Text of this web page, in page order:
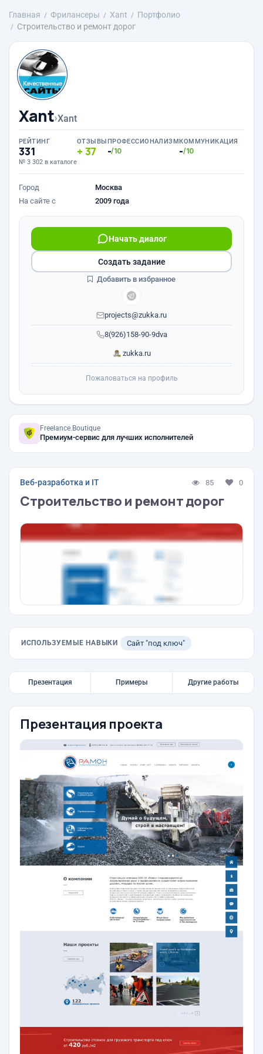
Главная Фрилансеры Xant
Портфолио
Строительство и ремонт дорог
Xant›Xant
РЕЙТИНГ
331
№ 3 302 в каталоге
ОТЗЫВЫ
37
ПРОФЕССИОНАЛИЗМ
-/10
КОММУНИКАЦИЯ
-/10
Город
Москва
На сайте с
2009 года
8(926)158-90-9dva
Начать диалог
projects@zukka.ru
zukka.ru
Создать задание
Добавить в избранное
Пожаловаться на профиль
Freelance.Boutique
Премиум-сервис для лучших исполнителей
Веб-разработка и IT 85 0
Строительство и ремонт дорог
ИСПОЛЬЗУЕМЫЕ НАВЫКИ Сайт "под ключ"
Презентация Примеры Другие работы
Презентация проекта